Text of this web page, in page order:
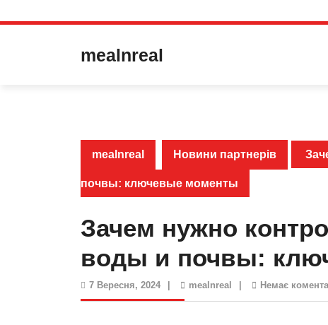
Перейти
mealnreal
mealnreal Новини партнерів
почвы: ключевые моменты
Зачем нужно
воды и почвы:
7 Вересня, 20247
Вересня,
mealnreal mealnrealНемає